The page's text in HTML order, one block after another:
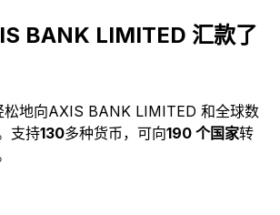
BANK LIMITED 汇款了
松地向AXIS BANK LIMITED 和全球数
支持130多种货币，可向190 个国家转